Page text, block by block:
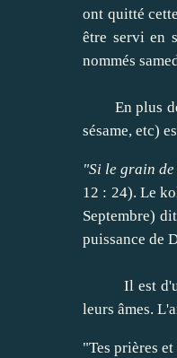
ont quitté
être servi en
nommés
En plus
sésame, etc)
"Si le grain
12 : 24). Le
Septembre) dit
puissance de
Il est
leurs âmes.
"Tes prières et